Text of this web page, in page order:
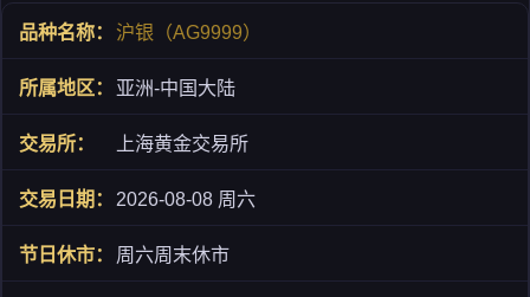
沪银（AG9999）
亚洲-中国大陆
上海黄金交易所
2026-08-08 周六
周六周末休市